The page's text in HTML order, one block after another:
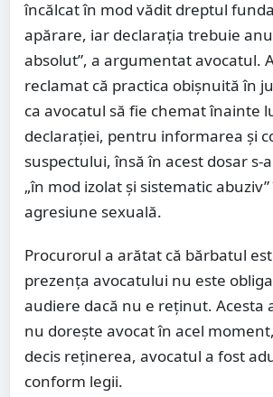
încălcat în mod vădit dreptul
apărare, iar declarația trebuie
absolut”, a argumentat avocatul.
reclamat că practica obișnuită în
ca avocatul să fie chemat înainte
declarației, pentru informarea și
suspectului, însă în acest dosar s-
„în mod izolat și sistematic
agresiune sexuală.
Procurorul a arătat că bărbatul
prezența avocatului nu este
audiere dacă nu e reținut. Acesta
nu dorește avocat în acel
decis reținerea, avocatul a fost
conform legii.